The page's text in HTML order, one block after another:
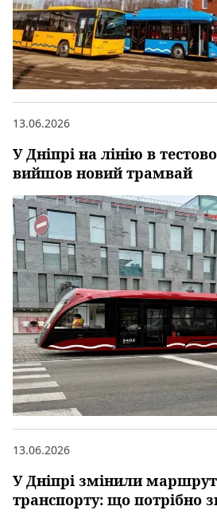
У Дніпрі на лінію в
вийшов новий трамвай
13.06.2026
У Дніпрі змінили
транспорту: що потрібно
13.06.2026